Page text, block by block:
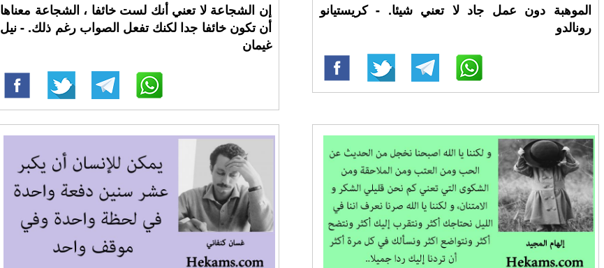
إن الشجاعة لا تعني أنك لست خائفا ، الشجاعة معناها
أن تكون خائفا جدا لكنك تفعل الصواب رغم ذلك. - نيل
غيمان
الموهبة دون عمل جاد لا تعني شيئا. - كريستيانو
رونالدو